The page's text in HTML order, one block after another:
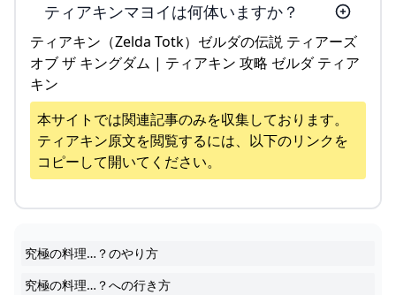
ティアキンマヨイは何体いますか？
ティアキン（Zelda Totk）ゼルダの伝説 ティアーズ
オブ ザ キングダム | ティアキン 攻略 ゼルダ ティア
キン
本サイトでは関連記事のみを収集しております。
ティアキン原文を閲覧するには、以下のリンクを
コピーして開いてください。
究極の料理…？のやり方
究極の料理…？への行き方